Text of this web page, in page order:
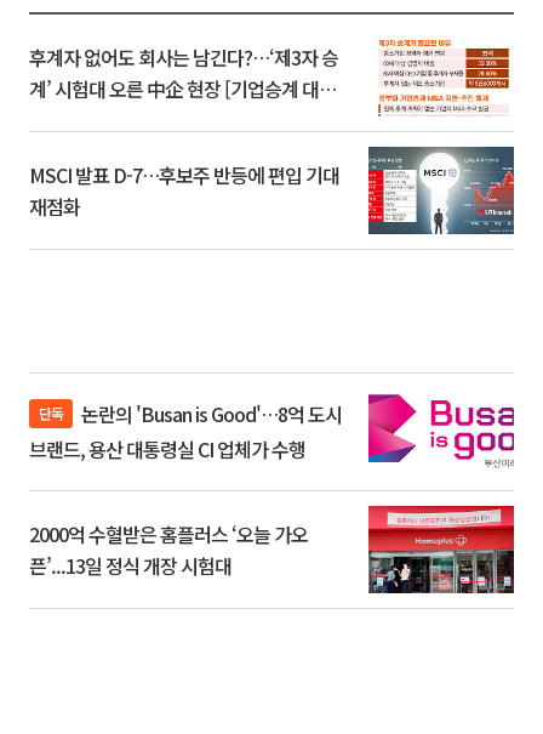
후계자 없어도 회사는 남긴다?…‘제3자 승
계’ 시험대 오른 中企 현장 [기업승계 대전
MSCI 발표 D-7…후보주 반등에 편입 기대
재점화
단독
브랜드, 용산 대통령실 CI 업체가 수행
2000억 수혈받은 홈플러스 ‘오늘 가오
픈’...13일 정식 개장 시험대